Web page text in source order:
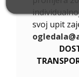
svoj upit